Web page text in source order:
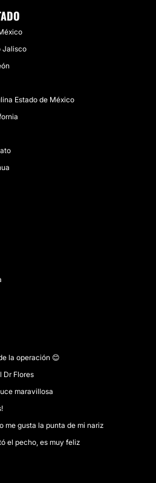
Jalisco
Estado de México
la operación 😊
Dr Flores
maravillosa
me gusta la punta de mi nariz
el pecho, es muy feliz